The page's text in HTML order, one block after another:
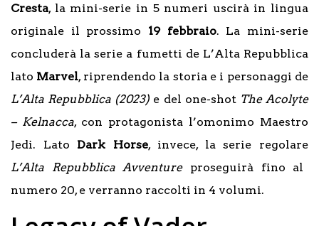
Cresta, la mini-serie in 5 numeri uscirà in lingua
originale il prossimo 19 febbraio. La mini-serie
concluderà la serie a fumetti de L’Alta Repubblica
lato Marvel, riprendendo la storia e i personaggi de
L’Alta Repubblica (2023) e del one-shot The Acolyte
– Kelnacca, con protagonista l’omonimo Maestro
Jedi. Lato Dark Horse, invece, la serie regolare
L’Alta Repubblica Avventureproseguirà fino al
numero 20, e verranno raccolti in 4 volumi.